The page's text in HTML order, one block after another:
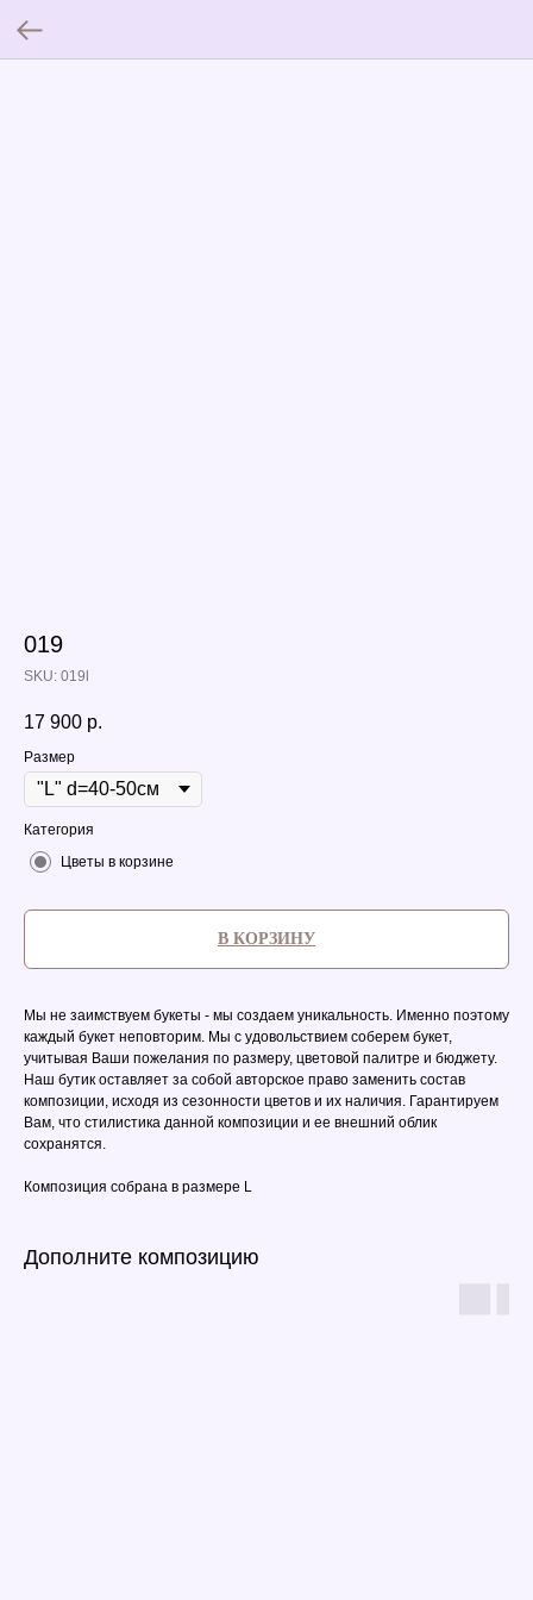
019
SKU: 019l
17 900 р.
Размер
Категория
Цветы в корзине
В КОРЗИНУ
Мы не заимствуем букеты - мы создаем уникальность. Именно поэтому
каждый букет неповторим. Мы с удовольствием соберем букет,
учитывая Ваши пожелания по размеру, цветовой палитре и бюджету.
Наш бутик оставляет за собой авторское право заменить состав
композиции, исходя из сезонности цветов и их наличия. Гарантируем
Вам, что стилистика данной композиции и ее внешний облик
сохранятся.
Композиция собрана в размере L
Дополните композицию